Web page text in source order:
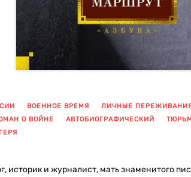
ВОЕННОЕ ВРЕМЯ
ЛИЧНЫЕ
О ВОЙНЕ АВТОБИОГРАФИЧЕСКИЙ
историк и журналист, мать знаменитого